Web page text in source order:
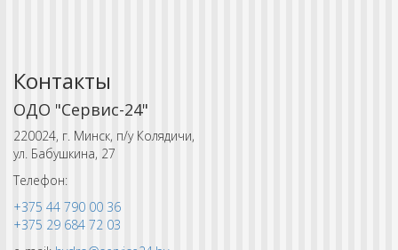
Контакты
ОДО "Сервис-24"
220024, г. Минск, п/у Колядичи,
ул. Бабушкина, 27
Телефон:
+375 44 790 00 36
+375 29 684 72 03